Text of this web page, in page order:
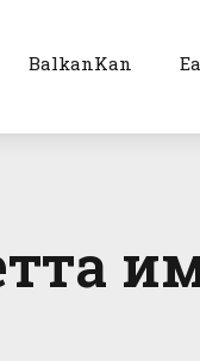
BalkanKan